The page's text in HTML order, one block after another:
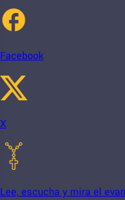
Facebook
X
Lee, escucha y mira el